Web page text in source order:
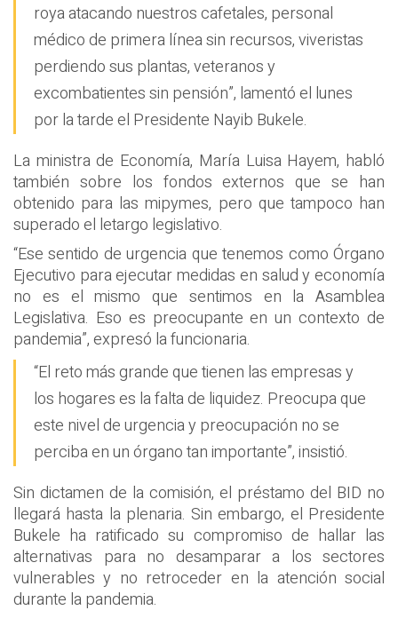
roya atacando nuestros cafetales, personal
médico de primera línea sin recursos, viveristas
perdiendo sus plantas, veteranos y
excombatientes sin pensión”, lamentó el lunes
por la tarde el Presidente Nayib Bukele.
La ministra de Economía, María Luisa Hayem, habló
también sobre los fondos externos que se han
obtenido para las mipymes, pero que tampoco han
superado el letargo legislativo.
“Ese sentido de urgencia que tenemos como Órgano
Ejecutivo para ejecutar medidas en salud y economía
no es el mismo que sentimos en la Asamblea
Legislativa. Eso es preocupante en un contexto de
pandemia”, expresó la funcionaria.
“El reto más grande que tienen las empresas y
los hogares es la falta de liquidez. Preocupa que
este nivel de urgencia y preocupación no se
perciba en un órgano tan importante”, insistió.
Sin dictamen de la comisión, el préstamo del BID no
llegará hasta la plenaria. Sin embargo, el Presidente
Bukele ha ratificado su compromiso de hallar las
alternativas para no desamparar a los sectores
vulnerables y no retroceder en la atención social
durante la pandemia.